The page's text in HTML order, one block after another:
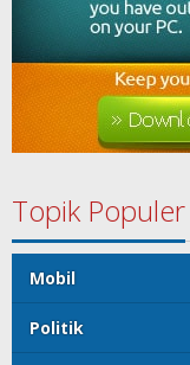
Topik Populer
Mobil
Politik